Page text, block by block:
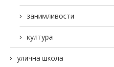
занимливости
култура
улична школа